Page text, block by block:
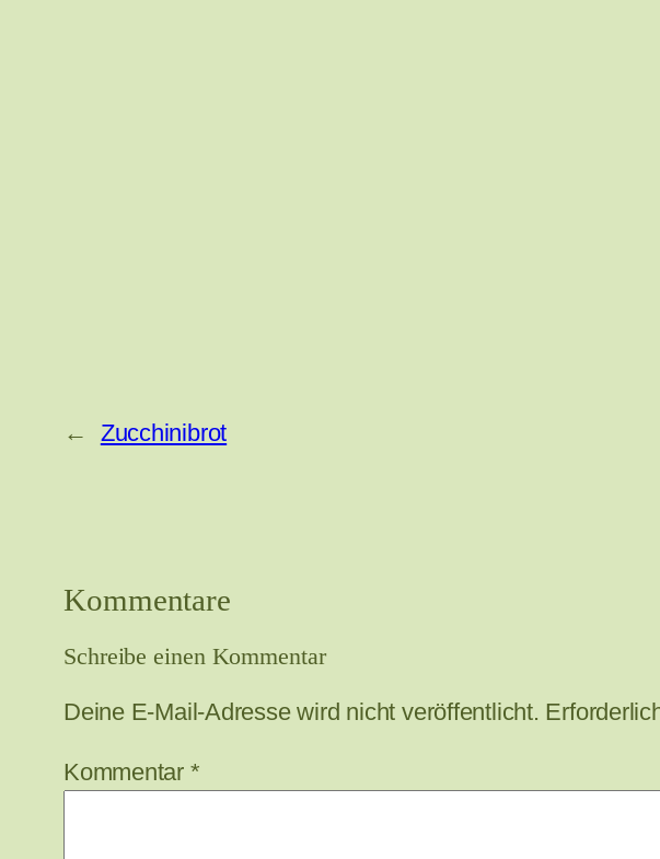
← Zucchinibrot
Kommentare
Schreibe einen Kommentar
Deine E-Mail-Adresse wird nicht veröffentlicht.
Kommentar *